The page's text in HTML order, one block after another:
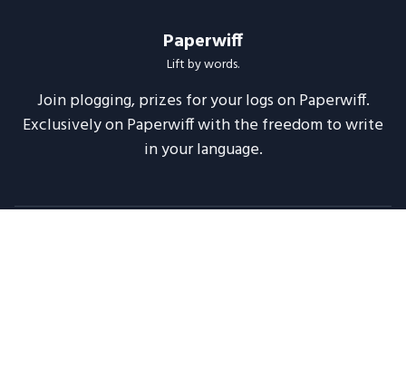
Paperwiff
Lift by words.
Join plogging, prizes for your logs on Paperwiff.
Exclusively on Paperwiff with the freedom to write
in your language.